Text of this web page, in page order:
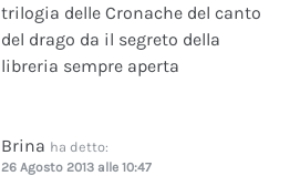
trilogia delle Cronache del canto
del drago da il segreto della
libreria sempre aperta
Brina ha detto:
26 Agosto 2013 alle 10:47